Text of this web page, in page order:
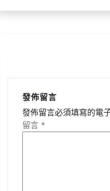
導
發佈留言
發佈留言必須填寫的電
留言 *